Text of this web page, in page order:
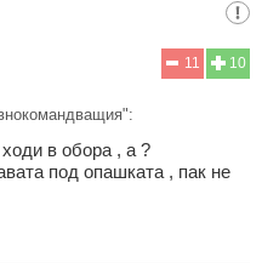
10
11
в обора , а ?
под опашката , пак не